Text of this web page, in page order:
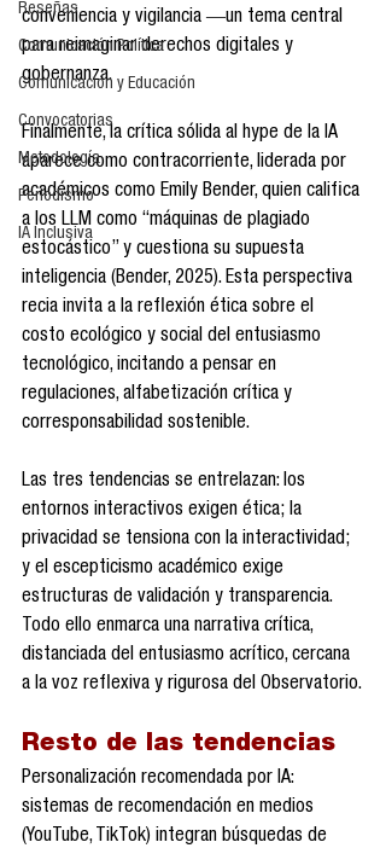
Reseñas
Comunicación Política
Comunicación y Educación
Convocatorias
Metodología
Periodismo
IA Inclusiva
conveniencia y vigilancia ―un tema central
para reimaginar derechos digitales y
gobernanza.
Finalmente, la crítica sólida al hype de la IA
aparece como contracorriente, liderada por
académicos como Emily Bender, quien califica
a los LLM como “máquinas de plagiado
estocástico” y cuestiona su supuesta
inteligencia (Bender, 2025). Esta perspectiva
recia invita a la reflexión ética sobre el
costo ecológico y social del entusiasmo
tecnológico, incitando a pensar en
regulaciones, alfabetización crítica y
corresponsabilidad sostenible.
Las tres tendencias se entrelazan: los
entornos interactivos exigen ética; la
privacidad se tensiona con la interactividad;
y el escepticismo académico exige
estructuras de validación y transparencia.
Todo ello enmarca una narrativa crítica,
distanciada del entusiasmo acrítico, cercana
a la voz reflexiva y rigurosa del Observatorio.
Resto de las tendencias
Personalización recomendada por IA:
sistemas de recomendación en medios
(YouTube, TikTok) integran búsquedas de